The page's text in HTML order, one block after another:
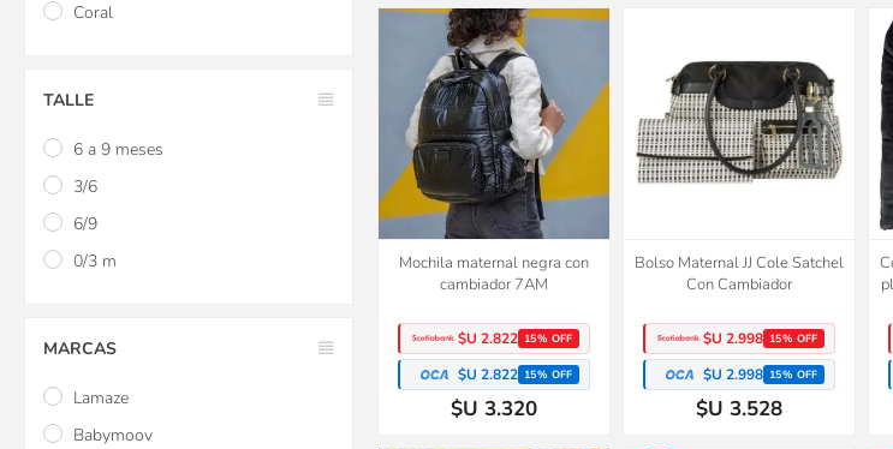
Mochila maternal negra con
cambiador 7AM
$U 2.822 15% OFF
$U 2.822 15% OFF
$U 3.320
Bolso Maternal JJ Cole Satchel
Con Cambiador
$U 2.998 15% OFF
$U 2.998 15% OFF
$U 3.528
Coral
TALLE
6 a 9 meses
3/6
6/9
0/3 m
MARCAS
Lamaze
Babymoov